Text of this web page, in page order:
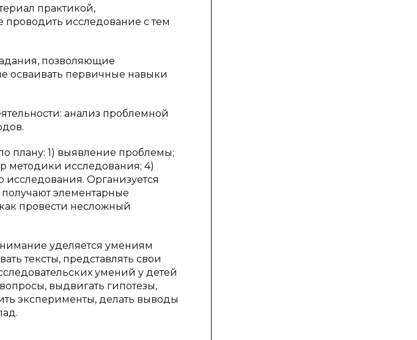
практикой,
исследование с тем
позволяющие
осваивать первичные навыки
анализ проблемной
плану: 1) выявление проблемы;
методики исследования; 4)
исследования. Организуется
элементарные
провести несложный
уделяется умениям
тексты, представлять свои
умений у детей
выдвигать гипотезы,
эксперименты, делать выводы